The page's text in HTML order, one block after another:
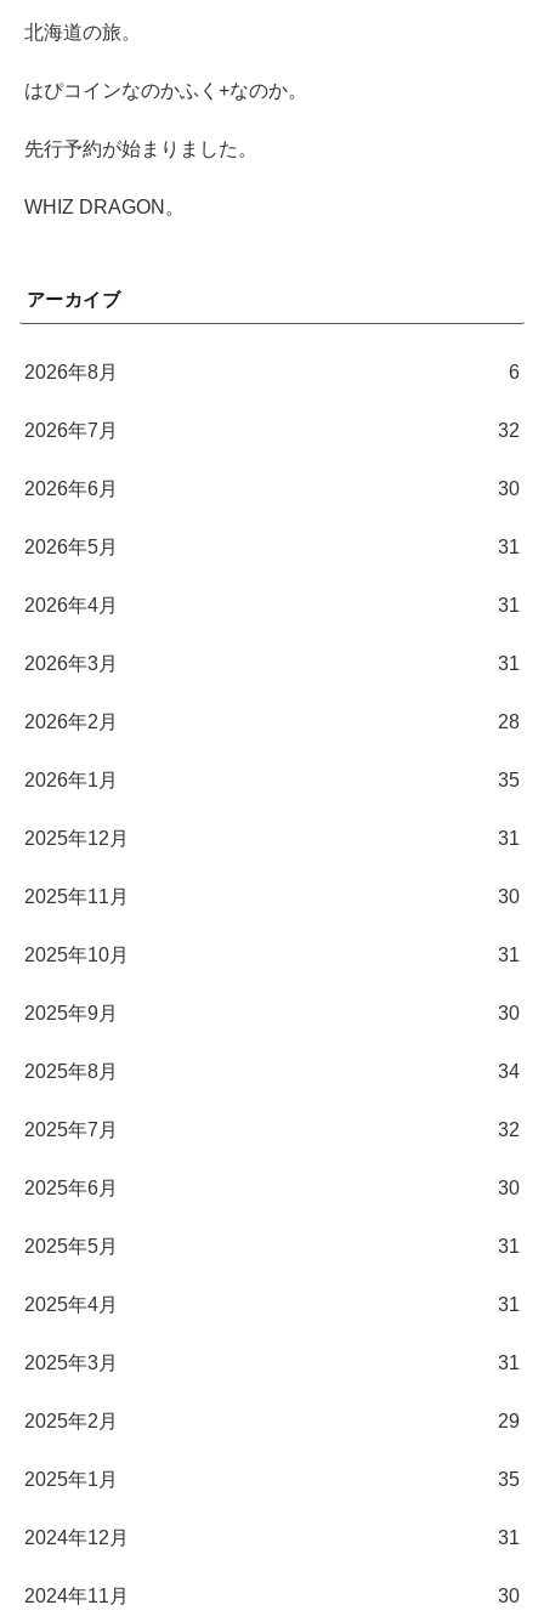
北海道の旅。
はぴコインなのかふく+なのか。
先行予約が始まりました。
WHIZ DRAGON。
アーカイブ
2026年8月 6
2026年7月 32
2026年6月 30
2026年5月 31
2026年4月 31
2026年3月 31
2026年2月 28
2026年1月 35
2025年12月 31
2025年11月 30
2025年10月 31
2025年9月 30
2025年8月 34
2025年7月 32
2025年6月 30
2025年5月 31
2025年4月 31
2025年3月 31
2025年2月 29
2025年1月 35
2024年12月 31
2024年11月 30